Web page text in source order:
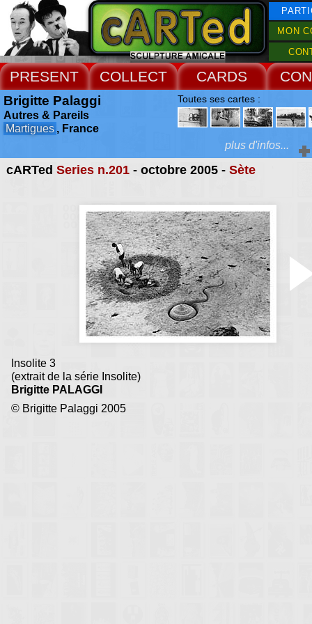
MON
PRESENT COLLECT CARDS
cARTed Series n.201- octobre 2005 - Sète
Insolite 3
(extrait de la série Insolite)
Brigitte PALAGGI
© Brigitte Palaggi 2005
Brigitte Palaggi
Autres & Pareils
Martigues , France
Toutes ses cartes :
Extras :
association
rencontres, les
confrontation
création et la
d'oeuvres et
caractère artistique
plus d'infos...